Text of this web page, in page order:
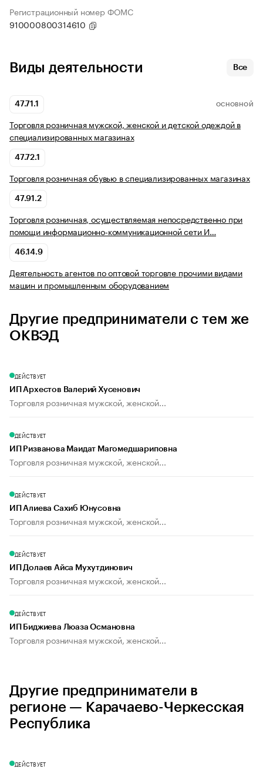
Регистрационный номер ФОМС
910000800314610
Виды деятельности Все
47.71.1 ОСНОВНОЙ
Торговля розничная мужской, женской и детской одеждой в
специализированных магазинах
47.72.1
Торговля розничная обувью в специализированных магазинах
47.91.2
Торговля розничная, осуществляемая непосредственно при
помощи информационно-коммуникационной сети И…
46.14.9
Деятельность агентов по оптовой торговле прочими видами
машин и промышленным оборудованием
Другие предприниматели с тем же
ОКВЭД
ДЕЙСТВУЕТ
ИП Архестов Валерий Хусенович
Торговля розничная мужской, женской...
ДЕЙСТВУЕТ
ИП Ризванова Маидат Магомедшариповна
Торговля розничная мужской, женской...
ДЕЙСТВУЕТ
ИП Алиева Сахиб Юнусовна
Торговля розничная мужской, женской...
ДЕЙСТВУЕТ
ИП Долаев Айса Мухутдинович
Торговля розничная мужской, женской...
ДЕЙСТВУЕТ
ИП Биджиева Люаза Османовна
Торговля розничная мужской, женской...
Другие предприниматели в
регионе — Карачаево-Черкесская
Республика
ДЕЙСТВУЕТ